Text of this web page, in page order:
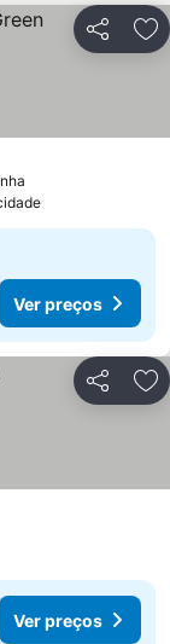
Partilhar
preços
Ver preços
Partilhar
Ver preços